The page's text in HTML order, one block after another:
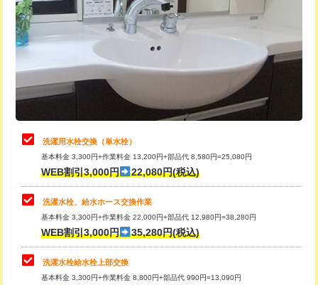
※給水管工事は20mmまでの価格です。
給水管工事※（塩ビ管（VP・HI）使
用/3ｍまで)
33,000円
給水管工事※（塩ビ管（VP・HI）使
用（追加）/3ｍ超え)
給水管工事※（ライニング鋼管・銅
管・ポリ管・HT管使用/3ｍまで)
44,000円
給水管工事※（ライニング鋼管・銅
管・ポリ管・HT管使用/3ｍ超え)
排水管工事（土の掘削・埋め戻し作
業）
排水管工事（排水管工事/3ｍまで） 55,000円
排水管工事（追加 排水管工事/3ｍ超
え）
カメラ調査 33,000円
桝清掃
止水・漏水調査・防水処理・清掃・修
理・調整・分解・加工など（軽作業）
11,000円
止水・漏水調査・防水処理・清掃・修
理・調整・分解・加工など（中作業）
22,000円
止水・漏水調査・防水処理・清掃・修
理・調整・分解・加工など（重作業）
33,000円
キッチンタンク脱着
その他部品の脱着
交換・取付（タンク）
洗濯用水栓交換（単水栓）
基本料金 3,300円+作業料金 13,200円+部品代 8,580円=25,080円
WEB割引3,000円 22,080円(税込)
洗濯水栓、給水ホース交換作業
基本料金 3,300円+作業料金 22,000円+部品代 12,980円=38,280円
WEB割引3,000円 35,280円(税込)
洗濯水栓給水栓上部交換
基本料金 3,300円+作業料金 8,800円+部品代 990円=13,090円